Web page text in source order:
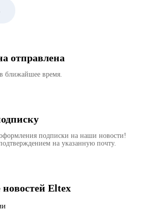
отправлена
ближайшее время.
подписки на наши новости!
на указанную почту.
новостей Eltex